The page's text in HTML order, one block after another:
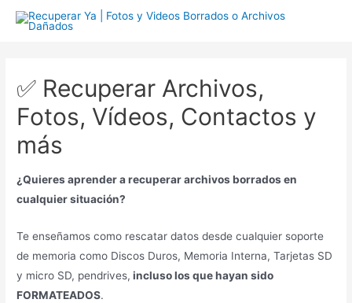
✅ Recuperar Archivos,
Fotos, Vídeos, Contactos y
más
¿Quieres aprender a recuperar archivos borrados en
cualquier situación?
Te enseñamos como rescatar datos desde cualquier soporte
de memoria como Discos Duros, Memoria Interna, Tarjetas SD
y micro SD, pendrives, incluso los que hayan sido
FORMATEADOS.